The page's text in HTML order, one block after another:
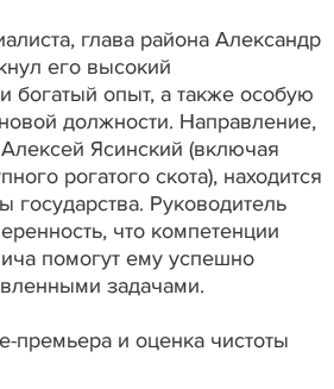
глава района Александр
его высокий
богатый опыт, а также особую
должности. Направление,
Ясинский (включая
рогатого скота), находится
государства. Руководитель
что компетенции
помогут ему успешно
задачами.
премьера и оценка чистоты